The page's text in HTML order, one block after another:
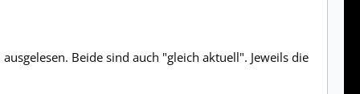
Beide sind auch "gleich aktuell". Jeweils die